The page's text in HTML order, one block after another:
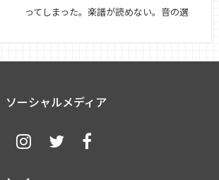
ってしまった。楽譜が読めない。音の選
論・楽譜の読み方・移調楽器の理解・演
ソーシャルメディア